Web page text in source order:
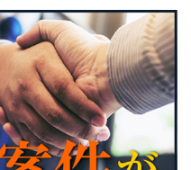
マルチプル
リット